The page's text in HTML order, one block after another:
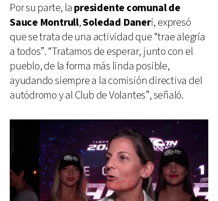
Por su parte, la presidente comunal de
Sauce Montrull,Soledad Daneri, expresó
que se trata de una actividad que “trae alegría
a todos”. “Tratamos de esperar, junto con el
pueblo, de la forma más linda posible,
ayudando siempre a la comisión directiva del
autódromo y al Club de Volantes”, señaló.